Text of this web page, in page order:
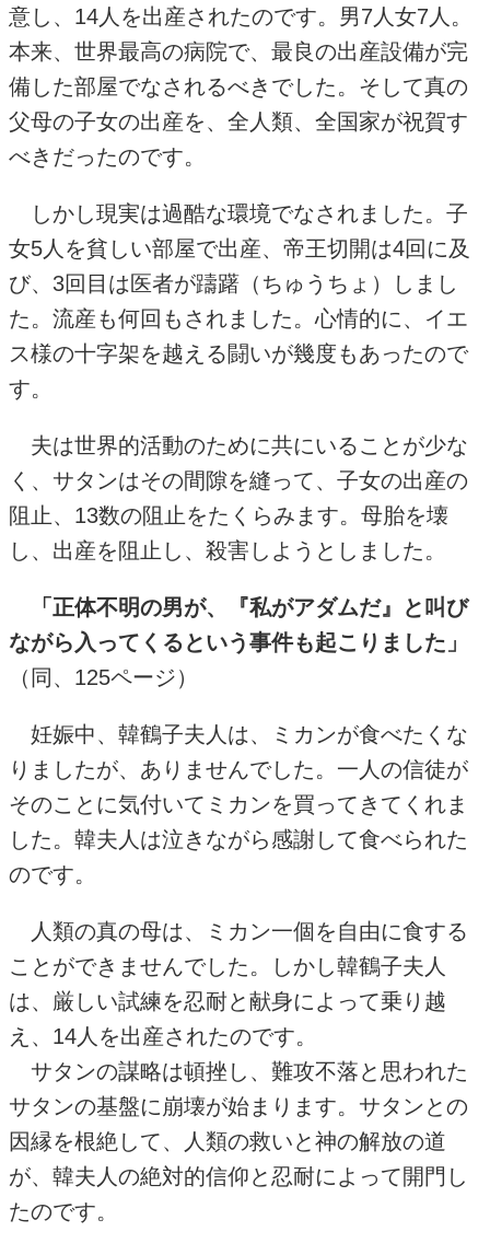
意し、 14人を出産されたのです。男7人女7人。
本来、世界最高の病院で、最良の出産設備が完
備した部屋でなされるべきでした。そして真の
父母の子女の出産を、全人類、全国家が祝賀す
べきだったのです。
しかし現実は過酷な環境でなされました。子
女5人を貧しい部屋で出産、帝王切開は4回に及
び、 3回目は医者が躊躇（ちゅうちょ）しまし
た。流産も何回もされました。心情的に、イエ
ス様の十字架を越える闘いが幾度もあったので
す。
夫は世界的活動のために共にいることが少な
く、サタンはその間隙を縫って、子女の出産の
阻止、 13数の阻止をたくらみます。母胎を壊
し、出産を阻止し、殺害しようとしました。
「正体不明の男が、『私がアダムだ』と叫び
ながら入ってくるという事件も起こりました」
（同、 125ページ）
妊娠中、韓鶴子夫人は、ミカンが食べたくな
りましたが、ありませんでした。一人の信徒が
そのことに気付いてミカンを買ってきてくれま
した。韓夫人は泣きながら感謝して食べられた
のです。
人類の真の母は、ミカン一個を自由に食する
ことができませんでした。しかし韓鶴子夫人
は、厳しい試練を忍耐と献身によって乗り越
え、 14人を出産されたのです。
サタンの謀略は頓挫し、難攻不落と思われた
サタンの基盤に崩壊が始まります。サタンとの
因縁を根絶して、人類の救いと神の解放の道
が、韓夫人の絶対的信仰と忍耐によって開門し
たのです。